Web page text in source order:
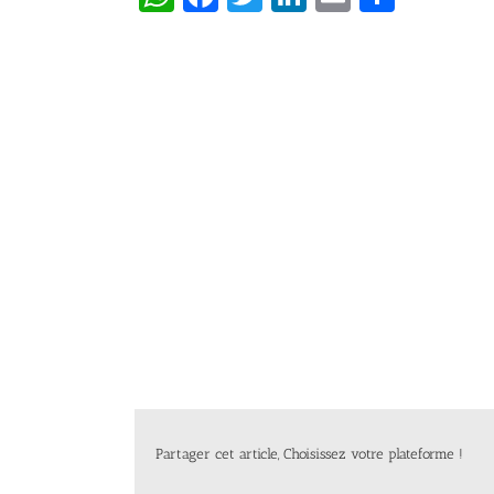
Partager cet article, Choisissez votre plateforme !